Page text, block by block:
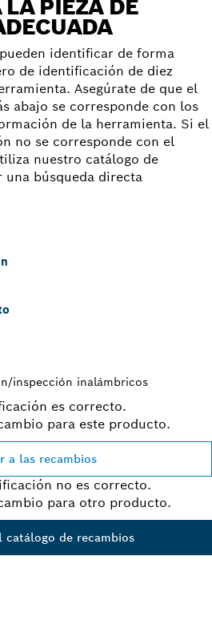
PIEZA DE
identificar de forma
de identificación de diez
Asegúrate de que el
abajo se corresponde con los
de la herramienta. Si el
no se corresponde con el
nuestro catálogo de
una búsqueda directa
inspección inalámbricos
es correcto.
para este producto.
a las recambios
no es correcto.
para otro producto.
catálogo de recambios